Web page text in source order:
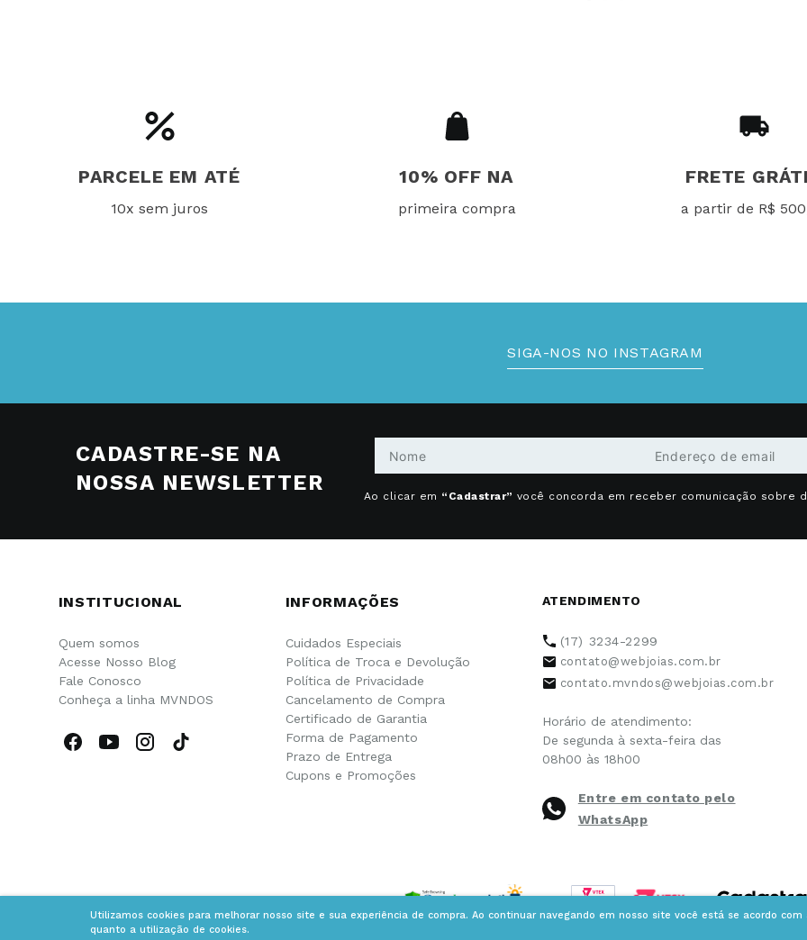
Utilizamos cookies para melhorar nosso site e sua experiência de compra. Ao continuar navegando em nosso site você está se acordo
quanto a utilização de cookies.
PARCELE EM ATÉ
10x sem juros
10% OFF NA
primeira compra
FRETE
a partir de R$
SIGA-NOS NO INSTAGRAM
CADASTRE-SE NA
NOSSA NEWSLETTER
Ao clicar em “Cadastrar” você concorda em receber comunicação sobre
INSTITUCIONAL
Quem somos
Acesse Nosso Blog
Fale Conosco
Conheça a linha MVNDOS
INFORMAÇÕES
Cuidados Especiais
Política de Troca e Devolução
Política de Privacidade
Cancelamento de Compra
Certificado de Garantia
Forma de Pagamento
Prazo de Entrega
Cupons e Promoções
ATENDIMENTO
(17) 3234-2299
contato@webjoias.com.br
contato.mvndos@webjoias.com.br
Horário de atendimento:
De segunda à sexta-feira das
08h00 às 18h00
Entre em contato pelo
WhatsApp